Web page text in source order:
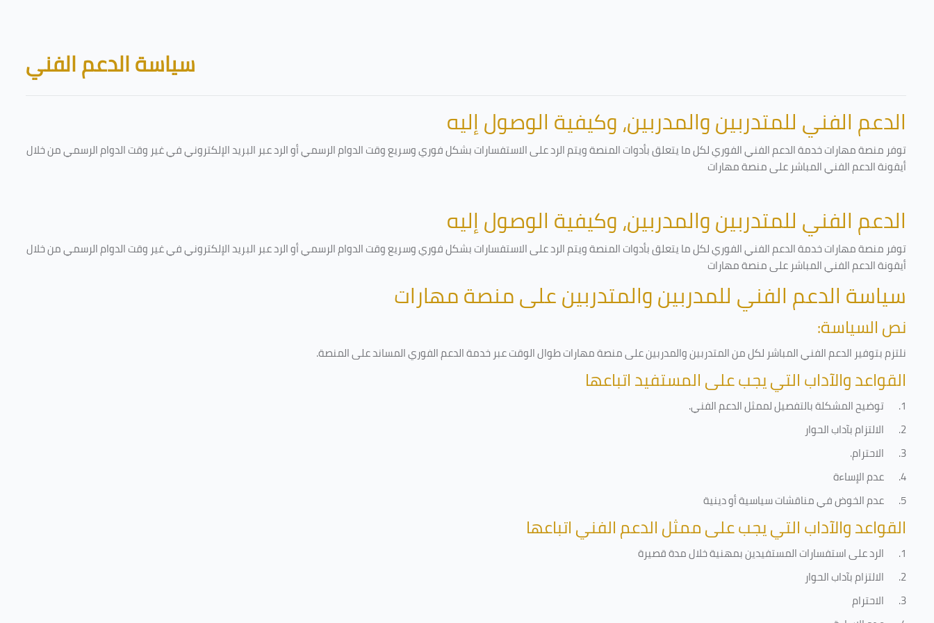
Blocks
سياسة الدعم الفني
الدعم الفني للمتدربين والمدربين، وكيفية الوصول إليه
توفر منصة مهارات خدمة الدعم الفني الفوري لكل ما يتعلق بأدوات المنصة ويتم الرد على الاستفسارات بشكل فوري وسريع وقت الدوام الرسمي أو الرد عبر البريد الإلكتروني في غير وقت الدوام الرسمي من خلال
أيقونة الدعم الفني المباشر على منصة مهارات
الدعم الفني للمتدربين والمدربين، وكيفية الوصول إليه
توفر منصة مهارات خدمة الدعم الفني الفوري لكل ما يتعلق بأدوات المنصة ويتم الرد على الاستفسارات بشكل فوري وسريع وقت الدوام الرسمي أو الرد عبر البريد الإلكتروني في غير وقت الدوام الرسمي من خلال
أيقونة الدعم الفني المباشر على منصة مهارات
سياسة الدعم الفني للمدربين والمتدربين على منصة مهارات
نص السياسة:
نلتزم بتوفير الدعم الفني المباشر لكل من المتدربين والمدربين على منصة مهارات طوال الوقت عبر خدمة الدعم الفوري المساند على المنصة.
القواعد والآداب التي يجب على المستفيد اتباعها
1. توضيح المشكلة بالتفصيل لممثل الدعم الفني.
2.
الالتزام بآداب الحوار
3.
الاحترام.
4.
عدم الإساءة
5.
عدم الخوض في مناقشات سياسية أو دينية
القواعد والآداب التي يجب على ممثل الدعم الفني اتباعها
1.
الرد على استفسارات المستفيدين بمهنية خلال مدة قصيرة
2.
الالتزام بآداب الحوار
3.
الاحترام